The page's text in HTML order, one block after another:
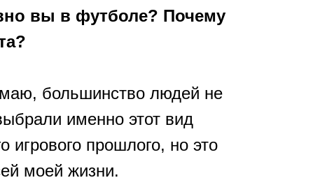
вы в футболе? Почему
большинство людей не
именно этот вид
игрового прошлого, но это
моей жизни.